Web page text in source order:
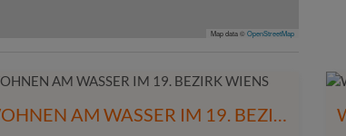
Map data ©OpenStreetMap